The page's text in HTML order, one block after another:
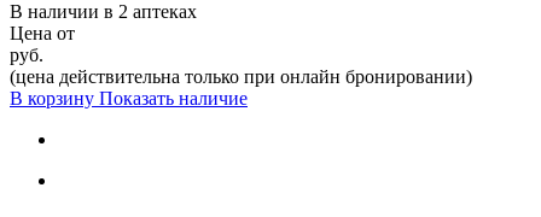
В наличии в 2 аптеках
Цена от
руб.
(цена действительна только при онлайн бронировании)
В корзину Показать наличие